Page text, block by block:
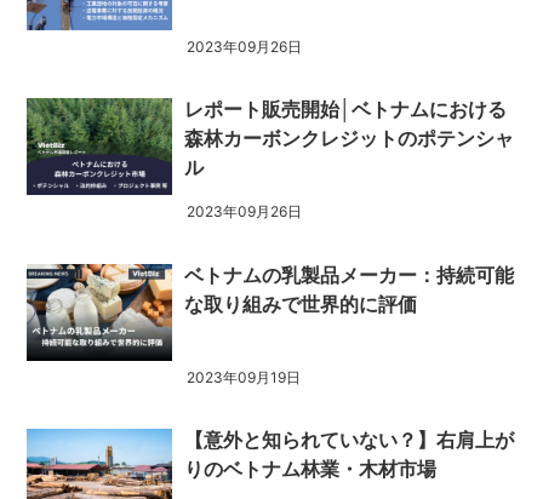
2023年09月26日
レポート販売開始│ベトナムにおける
森林カーボンクレジットのポテンシャ
ル
2023年09月26日
ベトナムの乳製品メーカー：持続可能
な取り組みで世界的に評価
2023年09月19日
【意外と知られていない？】右肩上が
りのベトナム林業・木材市場